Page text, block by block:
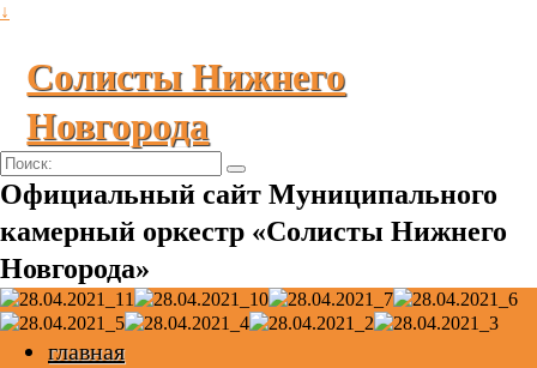
↓
Солисты Нижнего
Новгорода
Поиск:
Официальный сайт Муниципального
камерный оркестр «Солисты Нижнего
Новгорода»
главная